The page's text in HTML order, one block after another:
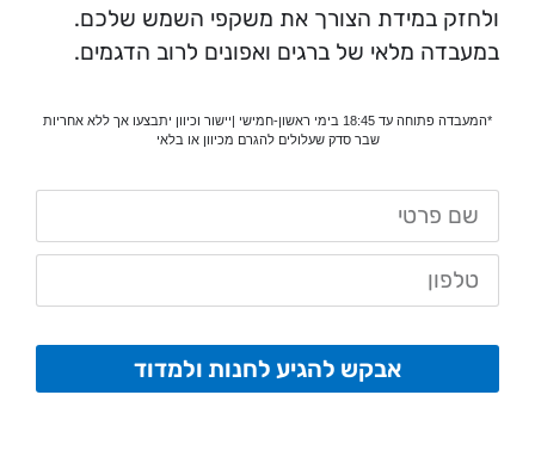
ולחזק במידת הצורך את משקפי השמש שלכם.
במעבדה מלאי של ברגים ואפונים לרוב הדגמים.
*המעבדה פתוחה עד 18:45 בימי ראשון-חמישי |יישור וכיוון יתבצעו אך ללא אחריות
שבר סדק שעלולים להגרם מכיוון או בלאי
אבקש להגיע לחנות ולמדוד